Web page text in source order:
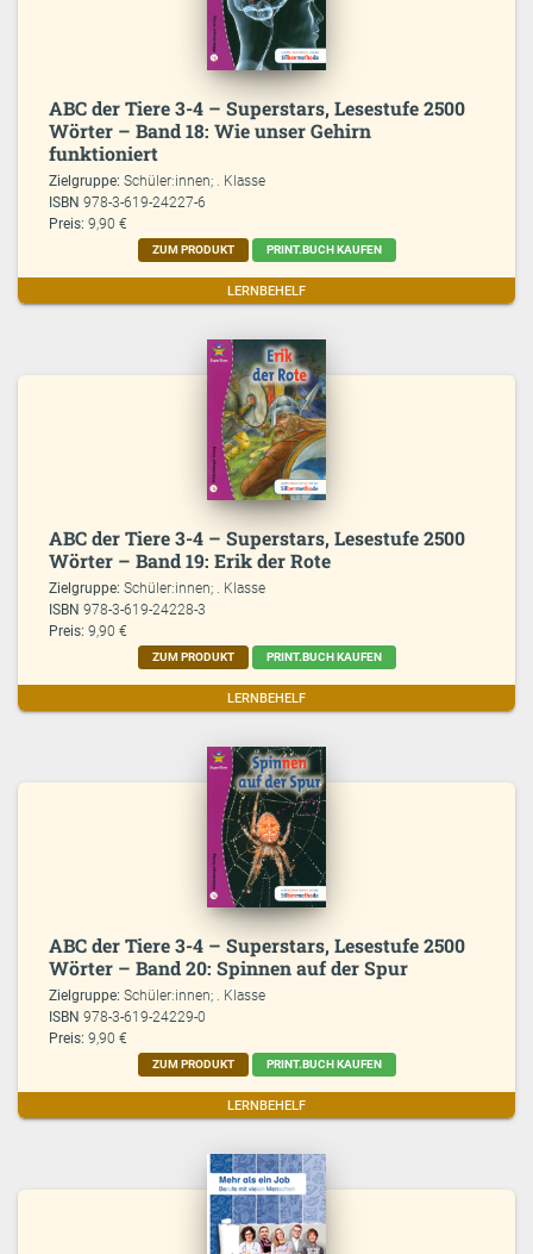
ABC der Tiere 3-4 – Superstars, Lesestufe 2500
Wörter – Band 18: Wie unser Gehirn
funktioniert
Zielgruppe:Schüler:innen; . Klasse
ISBN978-3-619-24227-6
Preis: 9,90 €
ZUM PRODUKT PRINT.BUCH KAUFEN
LERNBEHELF
ABC der Tiere 3-4 – Superstars, Lesestufe 2500
Wörter – Band 19: Erik der Rote
Zielgruppe:Schüler:innen; . Klasse
ISBN978-3-619-24228-3
Preis: 9,90 €
ZUM PRODUKT PRINT.BUCH KAUFEN
LERNBEHELF
ABC der Tiere 3-4 – Superstars, Lesestufe 2500
Wörter – Band 20: Spinnen auf der Spur
Zielgruppe:Schüler:innen; . Klasse
ISBN978-3-619-24229-0
Preis: 9,90 €
ZUM PRODUKT PRINT.BUCH KAUFEN
LERNBEHELF